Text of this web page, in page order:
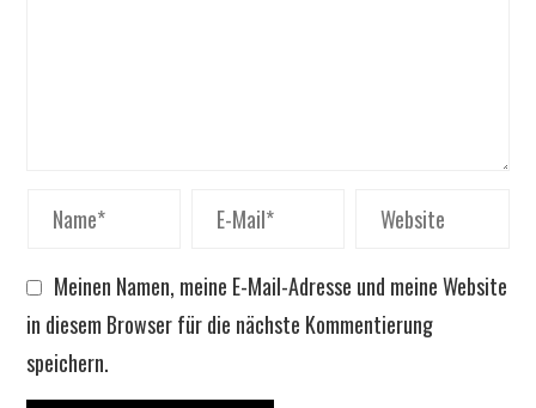
Meinen Namen, meine E-Mail-Adresse und meine Website
in diesem Browser für die nächste Kommentierung
speichern.